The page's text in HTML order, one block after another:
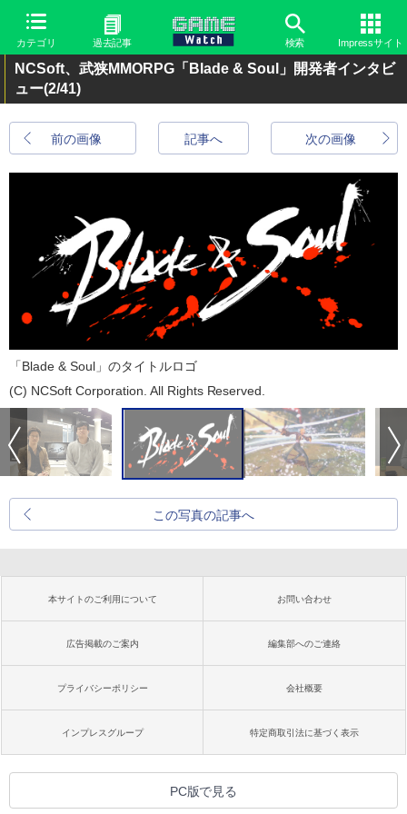
カテゴリ 過去記事 検索 Impressサイト
NCSoft、武狭MMORPG「Blade & Soul」開発者インタビ
ュー(2/41)
前の画像 次の画像
記事へ
「Blade & Soul」のタイトルロゴ
(C) NCSoft Corporation. All Rights Reserved.
この写真の記事へ
本サイトのご利用について お問い合わせ
広告掲載のご案内 編集部へのご連絡
プライバシーポリシー 会社概要
インプレスグループ 特定商取引法に基づく表示
PC版で見る